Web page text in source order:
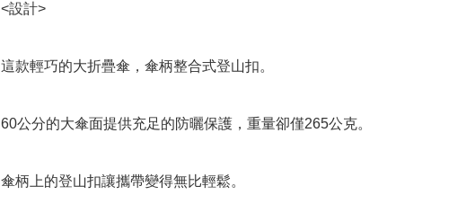
<設計>
這款輕巧的大折疊傘，傘柄整合式登山扣。
60公分的大傘面提供充足的防曬保護，重量卻僅265公克。
傘柄上的登山扣讓攜帶變得無比輕鬆。